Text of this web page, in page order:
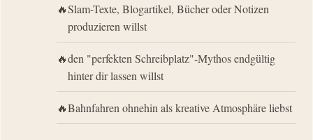
Slam-Texte, Blogartikel, Bücher oder Notizen
produzieren willst
den "perfekten Schreibplatz"-Mythos endgültig
hinter dir lassen willst
Bahnfahren ohnehin als kreative Atmosphäre liebst